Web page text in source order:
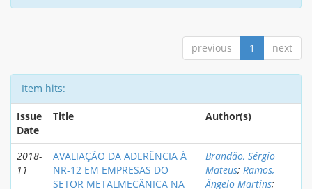
previous 1 next
Item hits:
Issue
Date
Title Author(s)
2018-
11
AVALIAÇÃO DA ADERÊNCIA À
NR-12 EM EMPRESAS DO
SETOR METALMECÂNICA NA
Brandão, Sérgio
Mateus; Ramos,
Ângelo Martins;